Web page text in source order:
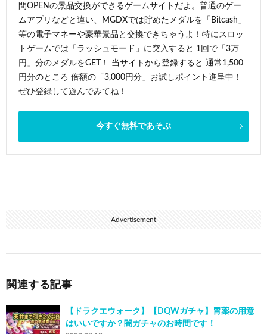
間OPENの景品交換ができるゲームサイトだよ。普通のゲー
ムアプリなどと違い、MGDXでは貯めたメダルを「Bitcash」
等の電子マネーや豪華景品と交換できちゃうよ！特にスロッ
トゲームでは「ラッシュモード」に突入すると 1回で「3万
円」分のメダルをGET！ 当サイトから登録すると 通常1,500
円分のところ 倍額の「3,000円分」お試しポイント進呈中！
ぜひ登録して遊んでみてね！
今すぐ無料であそぶ
Advertisement
関連する記事
【ドラクエウォーク】【DQWガチャ】胃薬の用意
はいいですか？闇ガチャのお時間です！